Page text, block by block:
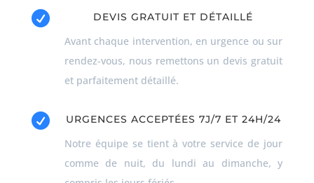
 DEVIS GRATUIT ET DÉTAILLÉ
Avant chaque intervention, en urgence ou sur
rendez-vous, nous remettons un devis gratuit
et parfaitement détaillé.
 URGENCES ACCEPTÉES 7J/7 ET 24H/24
Notre équipe se tient à votre service de jour
comme de nuit, du lundi au dimanche, y